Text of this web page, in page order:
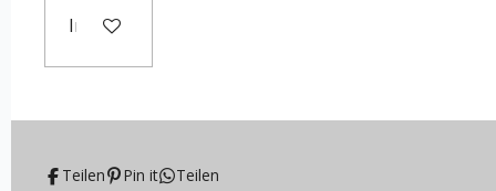
In den Warenkorb
Teilen Pin it Teilen